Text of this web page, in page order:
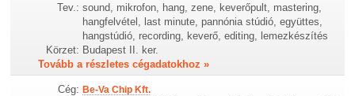
Tev.: sound, mikrofon, hang, zene, keverőpult, mastering,
hangfelvétel, last minute, pannónia stúdió, együttes,
hangstúdió, recording, keverő, editing, lemezkészítés
Körzet: Budapest II. ker.
Tovább a részletes cégadatokhoz »
Cég: Be-Va Chip Kft.